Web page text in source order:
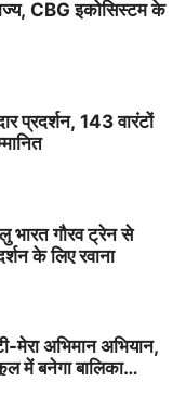
CBG इकोसिस्टम के
प्रदर्शन, 143 वारंटों
भारत गौरव ट्रेन से
के लिए रवाना
मेरा अभिमान अभियान,
में बनेगा बालिका